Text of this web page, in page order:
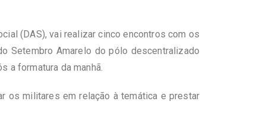
(DAS), vai realizar cinco encontros com os
Setembro Amarelo do pólo descentralizado
a formatura da manhã.
os militares em relação à temática e prestar